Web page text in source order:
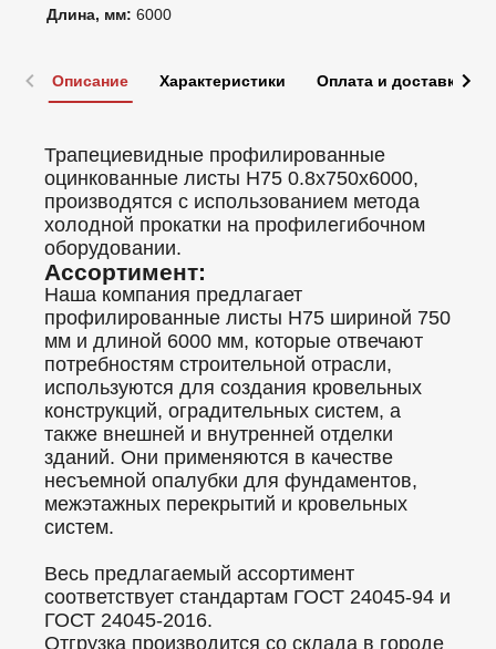
Длина, мм: 6000
Описание Характеристики Оплата и доставка
Трапециевидные профилированные
оцинкованные листы Н75 0.8x750x6000,
производятся с использованием метода
холодной прокатки на профилегибочном
оборудовании.
Ассортимент:
Наша компания предлагает
профилированные листы Н75 шириной 750
мм и длиной 6000 мм, которые отвечают
потребностям строительной отрасли,
используются для создания кровельных
конструкций, оградительных систем, а
также внешней и внутренней отделки
зданий. Они применяются в качестве
несъемной опалубки для фундаментов,
межэтажных перекрытий и кровельных
систем.
Весь предлагаемый ассортимент
соответствует стандартам ГОСТ 24045-94 и
ГОСТ 24045-2016.
Отгрузка производится со склада в городе